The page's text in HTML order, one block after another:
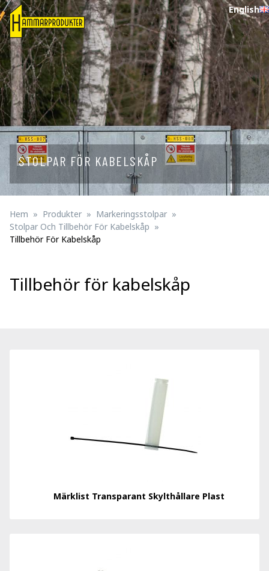
English
STOLPAR FÖR KABELSKÅP
Hem Produkter
Markeringsstolpar
Stolpar Och Tillbehör För Kabelskåp
Tillbehör För Kabelskåp
Tillbehör för kabelskåp
Märklist Transparant Skylthållare Plast